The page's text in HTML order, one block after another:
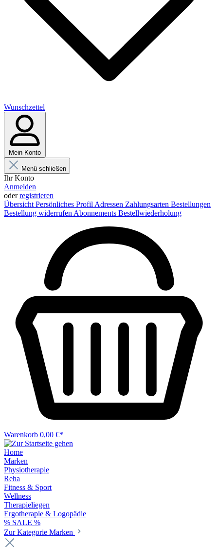
Wunschzettel
Mein Konto
Menü schließen
Ihr Konto
Anmelden
oderregistrieren
Übersicht Persönliches Profil Adressen Zahlungsarten Bestellungen
Bestellung widerrufen Abonnements Bestellwiederholung
Warenkorb 0,00 €*
Home
Marken
Physiotherapie
Reha
Fitness & Sport
Wellness
Therapieliegen
Ergotherapie & Logopädie
% SALE %
Zur Kategorie Marken